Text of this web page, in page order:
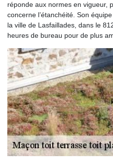
réponde aux normes en vigueur,
concerne l’étanchéité. Son
la ville de Lasfaillades, dans le
heures de bureau pour de plus